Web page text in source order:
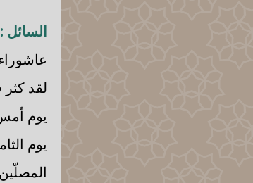
السائل :
لقد
يوم
يوم